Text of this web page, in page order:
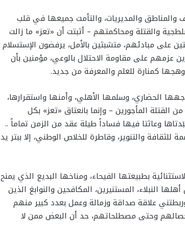
والمناطق والمديريات، والتأمت جميعها في قلب
والقتلة ومحاكمتهم – أثبتت أن «تعز» ما زالت
على مبادئهم، متشبثين بالأمل، يرفضون الإستسلام
عزمهم على مقاومة الاحتلال بالوعي، مؤمنين بأن
كمنارة للعلم والمعرفة من جديد.
الحضاري، وسلمها الأهلي، وأمنها واستقرارها،
المأجورين – وإنما بانعتاق «تعز» بكل
وعاثتا فيها فساداً طيلة عقد من الزمن تماماً ..
والتنوير، وقاطرة للخلاص الوطني، إلا ببتر يد
بطبيعتها الفيحاء، ومناخها البديع الذي يمنح
النبلاء، المستنيرين، المكافحين والنوابغ الذين
علاقة صداقة وزمالة وعمل بعدد كبير منهم
وحتى مصطلحاتهم، حد أن البعض ممن لا